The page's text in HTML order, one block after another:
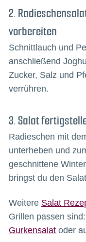
2.
vorbereiten
Schnittlauch und
anschließend
Zucker, Salz und
verrühren.
3. Salat
Radieschen mit
unterheben und
geschnittene
bringst du den
Weitere Salat
Grillen passen sind:
Gurkensalatoder